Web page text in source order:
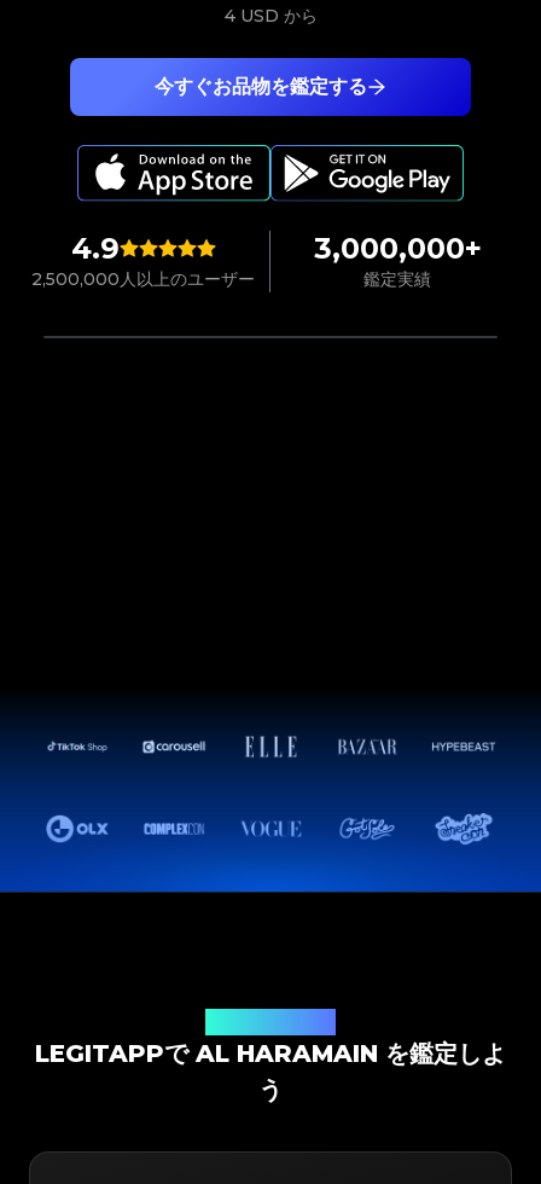
4.9
2,500,000人以上のユーザー
3,000,000+
鑑定実績
今すぐお品物を鑑定する
4 USD から
LEGITAPPで AL HARAMAIN を鑑定しよ
う